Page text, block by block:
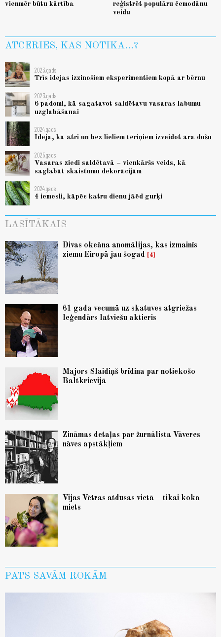
vienmēr būtu kārtība
reģistrēt populāru čemodānu
veidu
ATCERIES, KAS NOTIKA...?
2023.gads
Trīs idejas izzinošiem eksperimentiem kopā ar bērnu
2023.gads
6 padomi, kā sagatavot saldētavu vasaras labumu
uzglabāšanai
2024.gads
Ideja, kā ātri un bez lieliem tēriņiem izveidot āra dušu
2025.gads
Vasaras ziedi saldētavā – vienkāršs veids, kā
saglabāt skaistumu dekorācijām
2024.gads
4 iemesli, kāpēc katru dienu jāēd gurķi
LASĪTĀKAIS
Divas okeāna anomālijas, kas izmainīs
ziemu Eiropā jau šogad
4
61 gada vecumā uz skatuves atgriežas
leģendārs latviešu aktieris
Majors Slaidiņš brīdina par notiekošo
Baltkrievijā
Zināmas detaļas par žurnālista Vāveres
nāves apstākļiem
Vijas Vētras atdusas vietā – tikai koka
miets
PATS SAVĀM ROKĀM